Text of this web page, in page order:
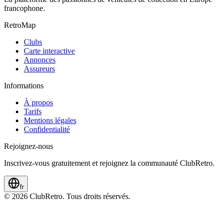
francophone.
RetroMap
Clubs
Carte interactive
Annonces
Assureurs
Informations
À propos
Tarifs
Mentions légales
Confidentialité
Rejoignez-nous
Inscrivez-vous gratuitement et rejoignez la communauté ClubRetro.
fr
© 2026 ClubRetro. Tous droits réservés.